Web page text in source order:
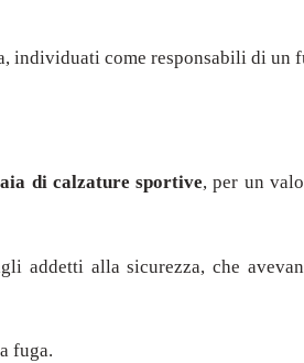
individuati come responsabili di un
di calzature sportive, per un
addetti alla sicurezza, che
fuga.